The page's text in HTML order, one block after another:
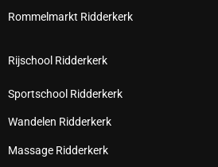
Rommelmarkt Ridderkerk
Rijschool Ridderkerk
Sportschool Ridderkerk
Wandelen Ridderkerk
Massage Ridderkerk